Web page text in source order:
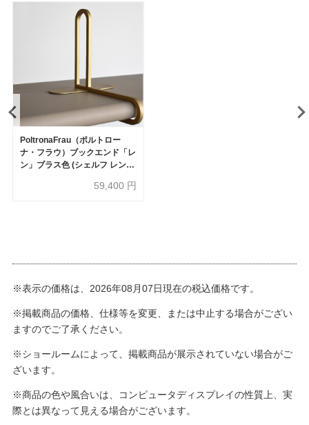
PoltronaFrau（ポルトロー
ナ・フラウ）ブックエンド「レ
ン」ブラス色 (シェルフ レン専
59,400 円
※表示の価格は、2026年08月07日現在の税込価格です。
※掲載商品の価格、仕様等を変更、または中止する場合がござい
ますのでご了承ください。
※ショールームによって、掲載商品が展示されていない場合がご
ざいます。
※商品の色や風合いは、コンピュータディスプレイの性質上、実
際とは異なって見える場合がございます。